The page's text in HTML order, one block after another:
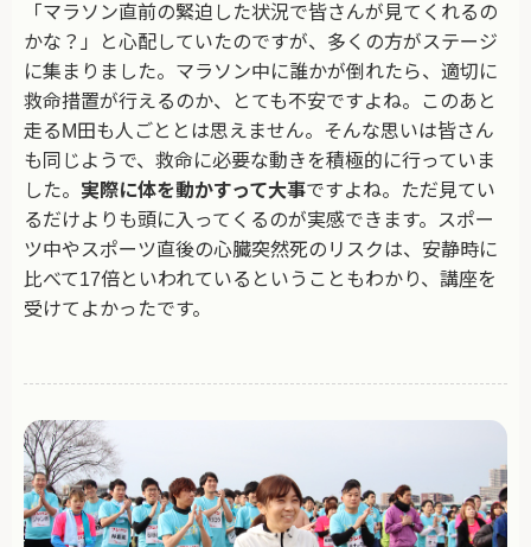
「マラソン直前の緊迫した状況で皆さんが見てくれるの
かな？」と心配していたのですが、多くの方がステージ
に集まりました。マラソン中に誰かが倒れたら、適切に
救命措置が行えるのか、とても不安ですよね。このあと
走るM田も人ごととは思えません。そんな思いは皆さん
も同じようで、救命に必要な動きを積極的に行っていま
した。 実際に体を動かすって大事ですよね。ただ見てい
るだけよりも頭に入ってくるのが実感できます。スポー
ツ中やスポーツ直後の心臓突然死のリスクは、安静時に
比べて17倍といわれているということもわかり、講座を
受けてよかったです。